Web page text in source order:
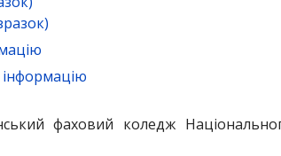
фаховий коледж